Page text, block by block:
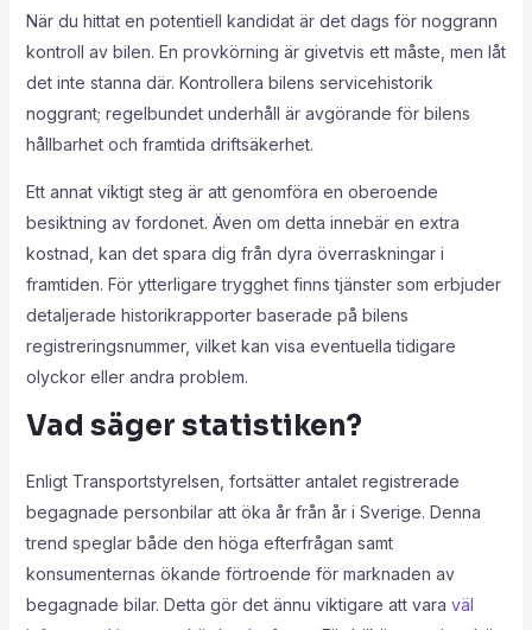
När du hittat en potentiell kandidat är det dags för noggrann
kontroll av bilen. En provkörning är givetvis ett måste, men låt
det inte stanna där. Kontrollera bilens servicehistorik
noggrant; regelbundet underhåll är avgörande för bilens
hållbarhet och framtida driftsäkerhet.
Ett annat viktigt steg är att genomföra en oberoende
besiktning av fordonet. Även om detta innebär en extra
kostnad, kan det spara dig från dyra överraskningar i
framtiden. För ytterligare trygghet finns tjänster som erbjuder
detaljerade historikrapporter baserade på bilens
registreringsnummer, vilket kan visa eventuella tidigare
olyckor eller andra problem.
Vad säger statistiken?
Enligt Transportstyrelsen, fortsätter antalet registrerade
begagnade personbilar att öka år från år i Sverige. Denna
trend speglar både den höga efterfrågan samt
konsumenternas ökande förtroende för marknaden av
begagnade bilar. Detta gör det ännu viktigare att vara väl